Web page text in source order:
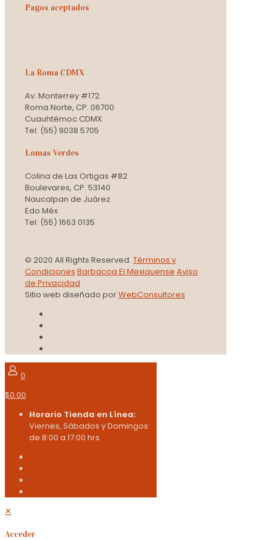
Pagos aceptados
La Roma CDMX
Av. Monterrey #172
Roma Norte, CP. 06700
Cuauhtémoc CDMX
Tel: (55) 9038 5705
Lomas Verdes
Colina de Las Ortigas #82
Boulevares, CP. 53140
Naucalpan de Juárez
Edo Méx
Tel: (55) 1663 0135
© 2020 All Rights Reserved. Términos y
Condiciones Barbacoa El Mexiquense Aviso
de Privacidad
Sitio web diseñado porWebConsultores
0
$0.00
Horario Tienda en Línea:
Viernes, Sábados y Domingos
de 8:00 a 17:00 hrs.
✕
Acceder